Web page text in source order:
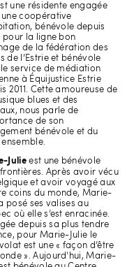
une résidente engagée
une coopérative
bénévole depuis
pour la ligne bon
de la fédération des
de l’Estrie et bénévole
service de médiation
à Équijustice Estrie
2011. Cette amoureuse de
blues et des
nous parle de
de son
bénévole et du
Julieest une bénévole
Après avoir vécu
et avoir voyagé aux
coins du monde, Marie-
a posé ses valises au
où elle s’est enracinée.
depuis sa plus tendre
pour Marie-Julie le
est une « façon d’être
». Aujourd'hui, Marie-